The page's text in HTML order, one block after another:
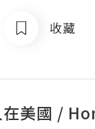
收藏
在美國 /